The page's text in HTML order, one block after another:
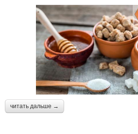
читать дальше →